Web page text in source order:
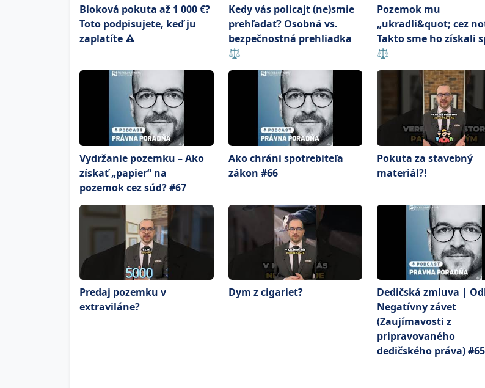
Bloková pokuta až 1 000 €?
Toto podpisujete, keď ju
zaplatíte ⚠️
Kedy vás policajt (ne)smie
prehľadať? Osobná vs.
bezpečnostná prehliadka
⚖️
Pozemok mu
„ukradli&quot; cez
Takto sme ho získali
⚖️
Vydržanie pozemku – Ako
získať „papier“ na
pozemok cez súd? #67
Ako chráni spotrebiteľa
zákon #66
Pokuta za stavebný
materiál?!
Predaj pozemku v
extraviláne?
Dym z cigariet?
Dedičská zmluva |
Negatívny závet
(Zaujímavosti z
pripravovaného
dedičského práva) #65